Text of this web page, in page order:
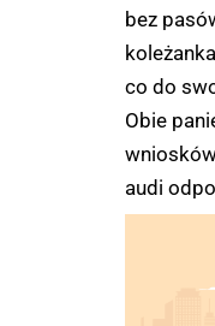
bez
co do
Obie
audi